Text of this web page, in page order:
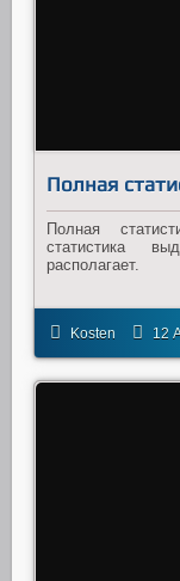
Полная
Полная
статистика
располагает.
Kosten 12